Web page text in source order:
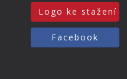
Logo ke stažení
Facebook